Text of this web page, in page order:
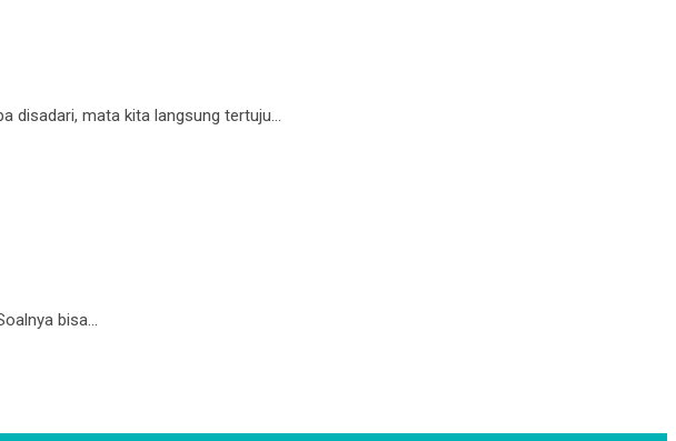
disadari, mata kita langsung tertuju…
bisa…